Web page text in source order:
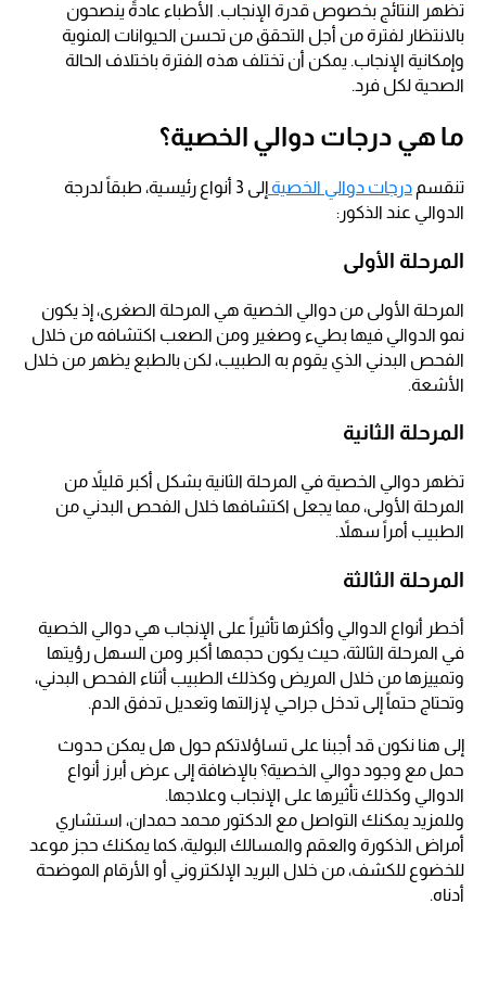
تظهر النتائج بخصوص قدرة الإنجاب. الأطباء عادةً ينصحون
بالانتظار لفترة من أجل التحقق من تحسن الحيوانات المنوية
وإمكانية الإنجاب. يمكن أن تختلف هذه الفترة باختلاف الحالة
الصحية لكل فرد.
ما هي درجات دوالي الخصية؟
تنقسم درجات دوالي الخصية
إلى 3 أنواع رئيسية، طبقاً لدرجة
الدوالي عند الذكور:
المرحلة الأولى
المرحلة الأولى من دوالي الخصية هي المرحلة الصغرى، إذ يكون
نمو الدوالي فيها بطيء وصغير ومن الصعب اكتشافه من خلال
الفحص البدني الذي يقوم به الطبيب، لكن بالطبع يظهر من خلال
الأشعة.
المرحلة الثانية
تظهر دوالي الخصية في المرحلة الثانية بشكل أكبر قليلاً من
المرحلة الأولى، مما يجعل اكتشافها خلال الفحص البدني من
الطبيب أمراً سهلاً.
المرحلة الثالثة
أخطر أنواع الدوالي وأكثرها تأثيراً على الإنجاب هي دوالي الخصية
في المرحلة الثالثة، حيث يكون حجمها أكبر ومن السهل رؤيتها
وتمييزها من خلال المريض وكذلك الطبيب أثناء الفحص البدني،
وتحتاج حتماً إلى تدخل جراحي لإزالتها وتعديل تدفق الدم.
إلى هنا نكون قد أجبنا على تساؤلاتكم حول هل يمكن حدوث
حمل مع وجود دوالي الخصية؟ بالإضافة إلى عرض أبرز أنواع
الدوالي وكذلك تأثيرها على الإنجاب وعلاجها.
وللمزيد يمكنك التواصل مع الدكتور محمد حمدان، استشاري
أمراض الذكورة والعقم والمسالك البولية، كما يمكنك حجز موعد
للخضوع للكشف، من خلال البريد الإلكتروني أو الأرقام الموضحة
أدناه.